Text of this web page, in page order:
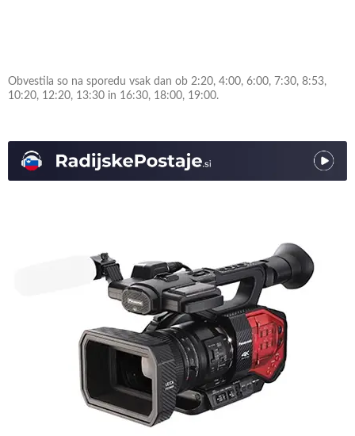
Obvestila so na sporedu vsak dan ob 2:20, 4:00, 6:00, 7:30, 8:53,
10:20, 12:20, 13:30 in 16:30, 18:00, 19:00.